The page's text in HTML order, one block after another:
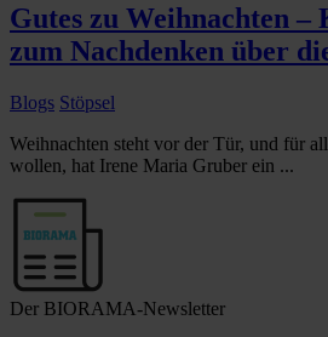
Gutes zu Weihnachten
zum Nachdenken über
Blogs Stöpsel
Weihnachten steht vor der Tür, und für
wollen, hat Irene Maria Gruber ein ...
Der BIORAMA-Newsletter